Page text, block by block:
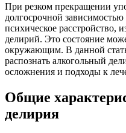
При резком прекращении
долгосрочной
психическое расстройство,
делирий. Это состояние
окружающим. В данной
распознать алкогольный
осложнения и подходы к
Общие
делирия